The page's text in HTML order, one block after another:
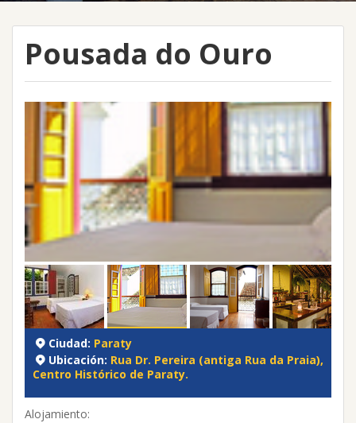
Pousada do Ouro
Ciudad: Paraty
Ubicación: Rua Dr. Pereira (antiga Rua da Praia),
Centro Histórico de Paraty.
Alojamiento: